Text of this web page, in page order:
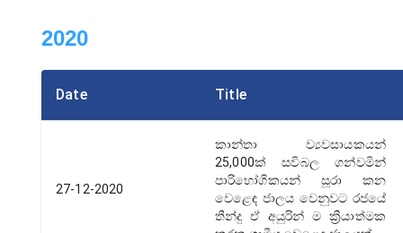
2020
Date Title
27-12-2020
කාන්තා ව්‍යවසායකයන්
25,000ක් සවිබල ගන්වමින්
පාරිභෝගිකයන් සූරා කන
වෙළෙඳ ජාලය වෙනුවට රජයේ
තීන්දු ඒ අයුරින් ම ක්‍රියාත්මක